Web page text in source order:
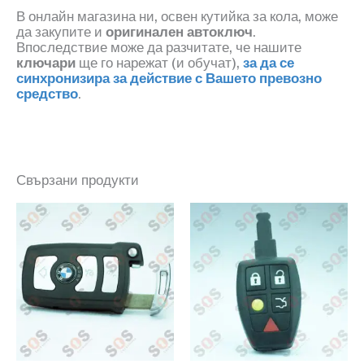
В онлайн магазина ни, освен кутийка за кола, може
да закупите и оригинален автоключ.
Впоследствие може да разчитате, че нашите
ключари ще го нарежат (и обучат), за да се
синхронизира за действие с Вашето превозно
средство.
Свързани продукти